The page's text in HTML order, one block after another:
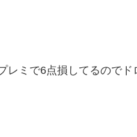
レミで6点損してるので